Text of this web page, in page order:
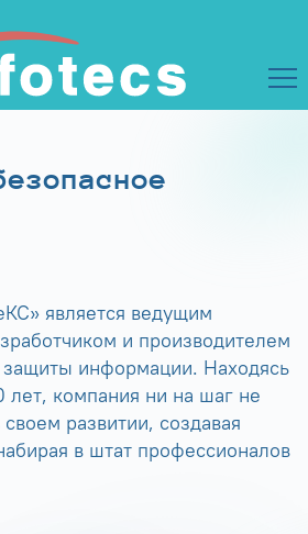
является ведущим
и производителем
защиты информации. Находясь
лет, компания ни на шаг не
своем развитии, создавая
в штат профессионалов